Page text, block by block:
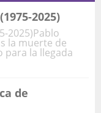
2025)
2025)Pablo
la muerte de
para la llegada
de